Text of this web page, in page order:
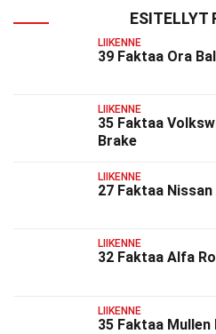
ESITELLYT
LIIKENNE
39 Faktaa Ora
LIIKENNE
35 Faktaa
Brake
LIIKENNE
27 Faktaa
LIIKENNE
32 Faktaa Alfa
LIIKENNE
35 Faktaa Mullen